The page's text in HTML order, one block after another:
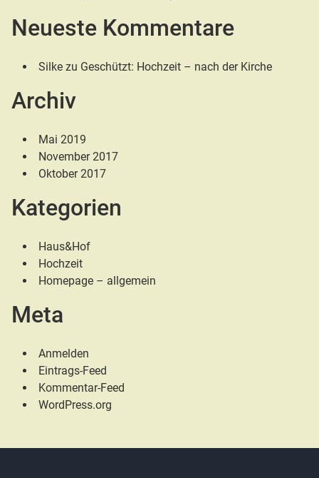
Neueste Kommentare
Silke zu Geschützt: Hochzeit – nach der Kirche
Archiv
Mai 2019
November 2017
Oktober 2017
Kategorien
Haus&Hof
Hochzeit
Homepage – allgemein
Meta
Anmelden
Eintrags-Feed
Kommentar-Feed
WordPress.org